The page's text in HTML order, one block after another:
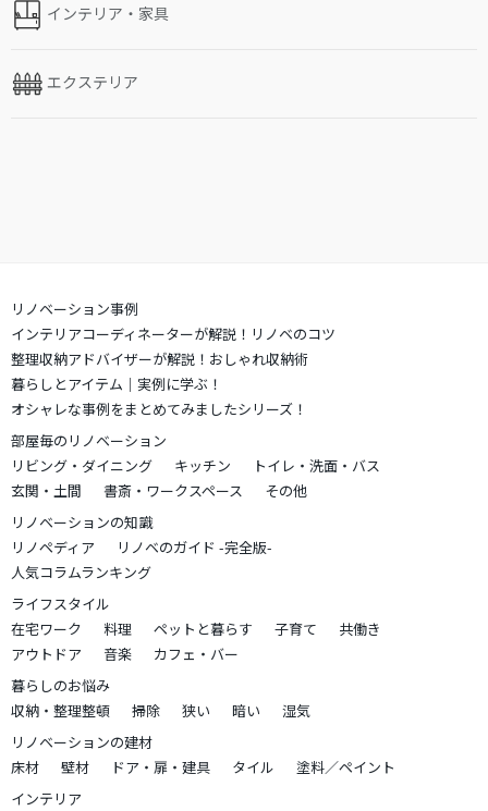
インテリア・家具
エクステリア
リノベーション事例
インテリアコーディネーターが解説！リノベのコツ
整理収納アドバイザーが解説！おしゃれ収納術
暮らしとアイテム｜実例に学ぶ！
オシャレな事例をまとめてみましたシリーズ！
部屋毎のリノベーション
リビング・ダイニング
キッチン
トイレ・洗面・バス
玄関・土間
書斎・ワークスペース
その他
リノベーションの知識
リノペディア
リノベのガイド -完全版-
人気コラムランキング
ライフスタイル
在宅ワーク
料理 ペットと暮らす 子育て
共働き
アウトドア
音楽
カフェ・バー
暮らしのお悩み
収納・整理整頓
掃除 狭い 暗い
湿気
リノベーションの建材
床材
壁材 ドア・扉・建具 タイル
塗料／ペイント
インテリア